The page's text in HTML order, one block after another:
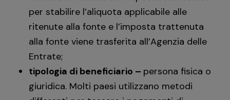
per stabilire l’aliquota applicabile alle
ritenute alla fonte e l’imposta trattenuta
alla fonte viene trasferita all’Agenzia delle
Entrate;
tipologia di beneficiario – persona fisica o
giuridica. Molti paesi utilizzano metodi